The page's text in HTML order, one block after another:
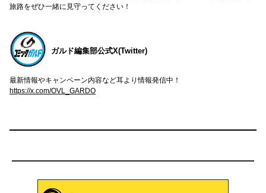
旅路をぜひ一緒に見守ってください！
ガルド編集部公式X(Twitter)
最新情報やキャンペーン内容など耳より情報発信中！
https://x.com/OVL_GARDO